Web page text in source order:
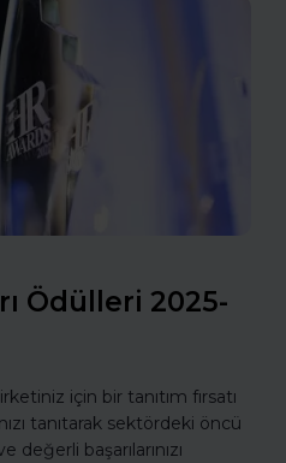
Ödülleri 2025-
için bir tanıtım fırsatı
tanıtarak sektördeki öncü
başarılarınızı